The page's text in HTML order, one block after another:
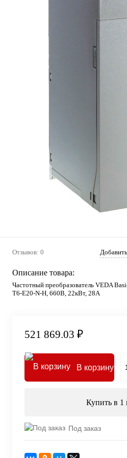
Отзывов: 0
Описание товара:
Частотный преобразователь VEDA
T6-E20-N-H, 660В, 22кВт, 28А
521 869.03 ₽
В корзину
Купить в 1
Под заказ